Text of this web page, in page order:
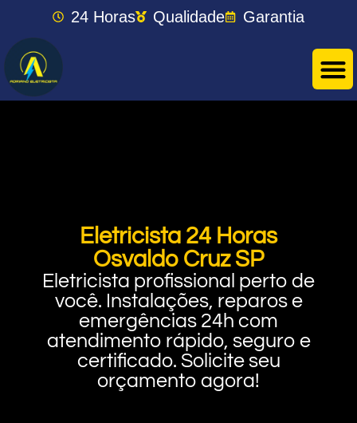
24 Horas Qualidade Garantia
Eletricista 24 Horas
Osvaldo Cruz SP
Eletricista profissional perto de
você. Instalações, reparos e
emergências 24h com
atendimento rápido, seguro e
certificado. Solicite seu
orçamento agora!